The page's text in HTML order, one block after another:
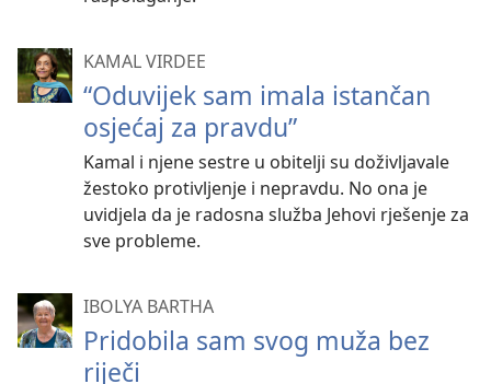
KAMAL VIRDEE
“Oduvijek sam imala istančan
osjećaj za pravdu”
Kamal i njene sestre u obitelji su doživljavale
žestoko protivljenje i nepravdu. No ona je
uvidjela da je radosna služba Jehovi rješenje za
sve probleme.
IBOLYA BARTHA
Pridobila sam svog muža bez
riječi